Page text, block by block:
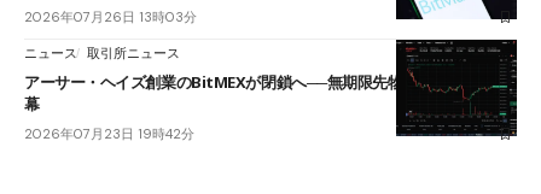
2026年07月26日 13時03分
ニュース 取引所ニュース
アーサー・ヘイズ創業のBitMEXが閉鎖へ──無期限先物を生んだ11年に
幕
2026年07月23日 19時42分